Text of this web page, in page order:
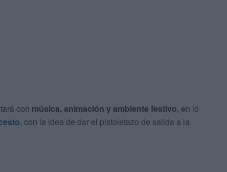
con música, animación y ambiente festivo, en lo
, con la idea de dar el pistoletazo de salida a la